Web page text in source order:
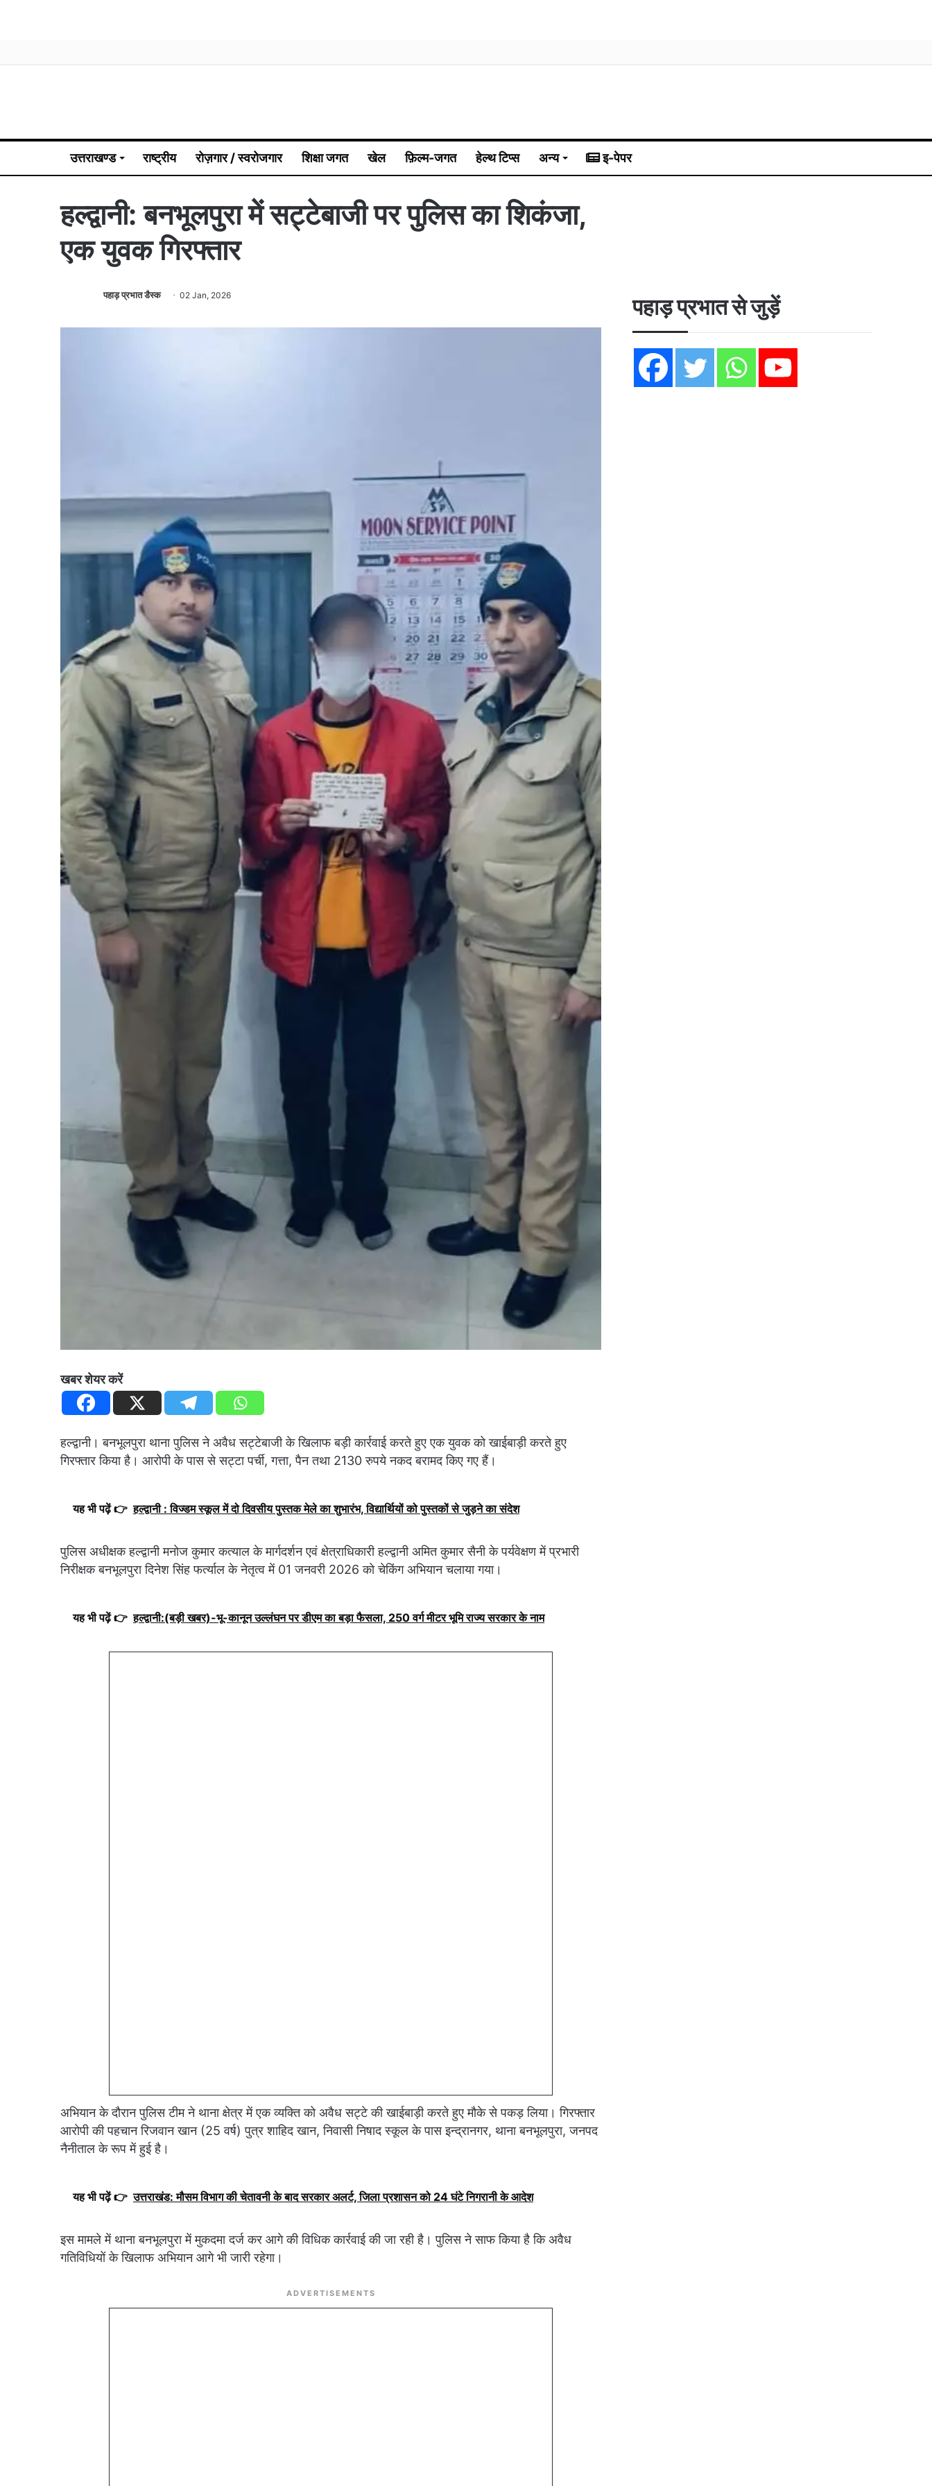
उत्तराखण्ड राष्ट्रीय रोज़गार / स्वरोजगार शिक्षा जगत खेल फ़िल्म-जगत हेल्थ टिप्स अन्य इ-पेपर
हल्द्वानी: बनभूलपुरा में सट्टेबाजी पर पुलिस का शिकंजा,
एक युवक गिरफ्तार
पहाड़ प्रभात डैस्क 02 Jan, 2026
खबर शेयर करें
हल्द्वानी। बनभूलपुरा थाना पुलिस ने अवैध सट्टेबाजी के खिलाफ बड़ी कार्रवाई करते हुए एक युवक को खाईबाड़ी करते हुए
गिरफ्तार किया है। आरोपी के पास से सट्टा पर्ची, गत्ता, पैन तथा 2130 रुपये नकद बरामद किए गए हैं।
यह भी पढ़ें 👉 हल्द्वानी : विज्डम स्कूल में दो दिवसीय पुस्तक मेले का शुभारंभ, विद्यार्थियों को पुस्तकों से जुड़ने का संदेश
पुलिस अधीक्षक हल्द्वानी मनोज कुमार कत्याल के मार्गदर्शन एवं क्षेत्राधिकारी हल्द्वानी अमित कुमार सैनी के पर्यवेक्षण में प्रभारी
निरीक्षक बनभूलपुरा दिनेश सिंह फर्त्याल के नेतृत्व में 01 जनवरी 2026 को चेकिंग अभियान चलाया गया।
यह भी पढ़ें 👉 हल्द्वानी:(बड़ी खबर)-भू-कानून उल्लंघन पर डीएम का बड़ा फैसला, 250 वर्ग मीटर भूमि राज्य सरकार के नाम
अभियान के दौरान पुलिस टीम ने थाना क्षेत्र में एक व्यक्ति को अवैध सट्टे की खाईबाड़ी करते हुए मौके से पकड़ लिया। गिरफ्तार
आरोपी की पहचान रिजवान खान (25 वर्ष) पुत्र शाहिद खान, निवासी निषाद स्कूल के पास इन्द्रानगर, थाना बनभूलपुरा, जनपद
नैनीताल के रूप में हुई है।
यह भी पढ़ें 👉 उत्तराखंड: मौसम विभाग की चेतावनी के बाद सरकार अलर्ट, जिला प्रशासन को 24 घंटे निगरानी के आदेश
इस मामले में थाना बनभूलपुरा में मुकदमा दर्ज कर आगे की विधिक कार्रवाई की जा रही है। पुलिस ने साफ किया है कि अवैध
गतिविधियों के खिलाफ अभियान आगे भी जारी रहेगा।
ADVERTISEMENTS
पहाड़ प्रभात से जुड़ें